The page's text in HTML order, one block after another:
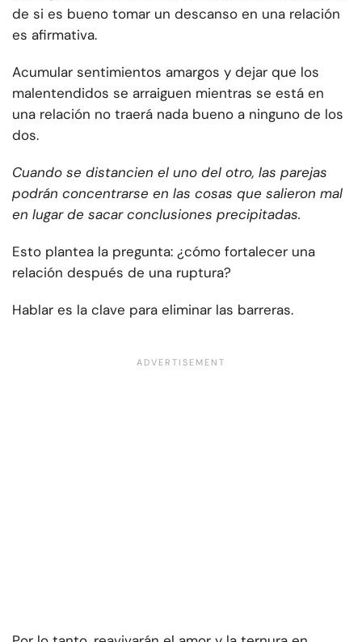
de si es bueno tomar un descanso en una relación
es afirmativa.
Acumular sentimientos amargos y dejar que los
malentendidos se arraiguen mientras se está en
una relación no traerá nada bueno a ninguno de los
dos.
Cuando se distancien el uno del otro, las parejas
podrán concentrarse en las cosas que salieron mal
en lugar de sacar conclusiones precipitadas.
Esto plantea la pregunta: ¿cómo fortalecer una
relación después de una ruptura?
Hablar es la clave para eliminar las barreras.